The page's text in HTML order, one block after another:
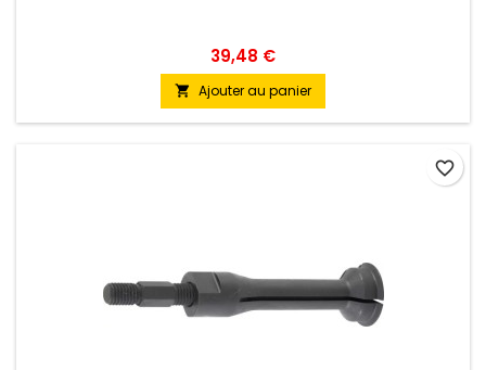
39,48 €
 Ajouter au panier
favorite_border